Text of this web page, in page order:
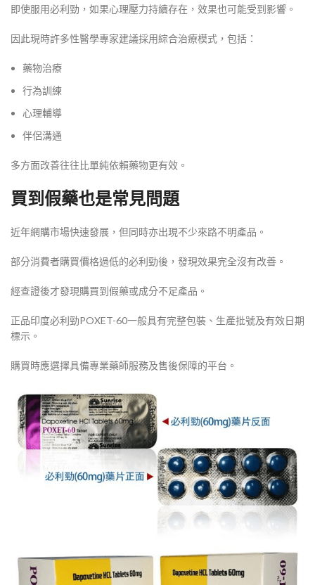
即使服用必利勁，如果心理壓力持續存在，效果也可能受到影響。
因此現時許多性醫學專家建議採用綜合治療模式，包括：
藥物治療
行為訓練
心理輔導
伴侶溝通
多方面改善往往比單純依賴藥物更有效。
買到假藥也是常見問題
近年網購市場快速發展，但同時亦出現不少來路不明產品。
部分消費者購買價格過低的必利勁後，發現效果完全沒有改善。
經查證後才發現購買到假藥或成分不足產品。
正品印度必利勁POXET-60一般具有完整包裝、生產批號及有效日期
標示。
購買時應選擇具備專業藥師服務及售後保障的平台。